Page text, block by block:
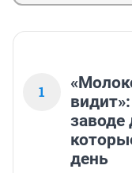
1
заводе
день